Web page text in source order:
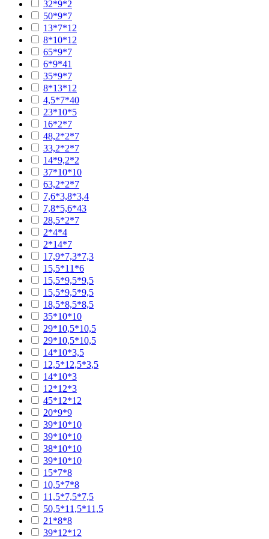
32*9*2
50*9*7
13*7*12
8*10*12
65*9*7
6*9*41
35*9*7
8*13*12
4,5*7*40
23*10*5
16*2*7
48,2*2*7
33,2*2*7
14*9,2*2
37*10*10
63,2*2*7
7,6*3,8*3,4
7,8*5,6*43
28,5*2*7
2*4*4
2*14*7
17,9*7,3*7,3
15,5*11*6
15,5*9,5*9,5
15,5*9,5*9,5
18,5*8,5*8,5
35*10*10
29*10,5*10,5
29*10,5*10,5
14*10*3,5
12,5*12,5*3,5
14*10*3
12*12*3
45*12*12
20*9*9
39*10*10
39*10*10
38*10*10
39*10*10
15*7*8
10,5*7*8
11,5*7,5*7,5
50,5*11,5*11,5
21*8*8
39*12*12